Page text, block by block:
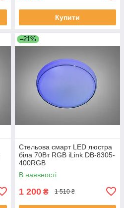
Купити
–21%
Стельова смарт LED люстра
біла 70Вт RGB iLink DB-8305-
400RGB
В наявності
1 200 ₴ 1 510 ₴